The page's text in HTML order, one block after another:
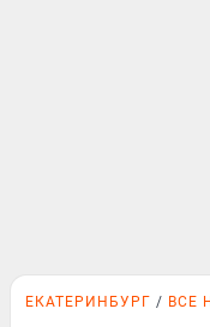
ЕКАТЕРИНБУРГ ВСЕ